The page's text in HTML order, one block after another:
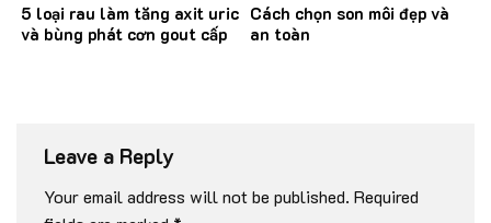
5 loại rau làm tăng axit uric
và bùng phát cơn gout cấp
Cách chọn son môi đẹp và
an toàn
Leave a Reply
Your email address will not be published. Required